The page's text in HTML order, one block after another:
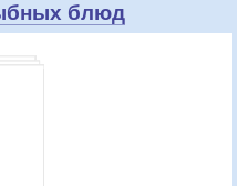
блюд